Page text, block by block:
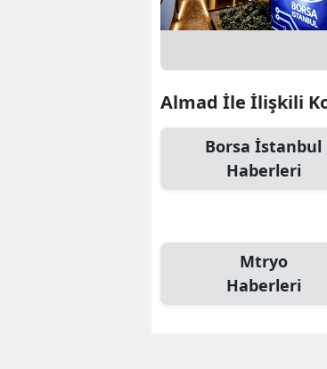
Almad İle İlişkili
Borsa İstanbul
Haberleri
Mtryo
Haberleri